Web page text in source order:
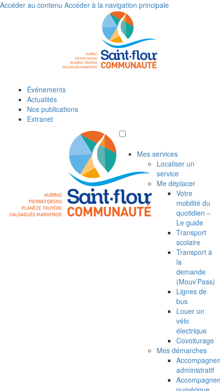
Accéder au contenu Accéder à la navigation principale
Événements
Actualités
Nos publications
Extranet
Mes services
Localiser un
service
Me déplacer
Votre
mobilité du
quotidien –
Le guide
Transport
scolaire
Transport à
la
demande
(Mouv’Pass)
Lignes de
bus
Louer un
vélo
électrique
Covoiturage
Mes démarches
administratif